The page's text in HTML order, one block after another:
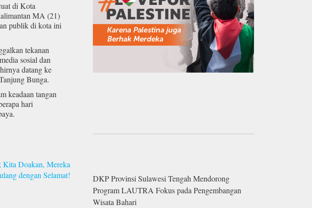
di Kota
MA (21)
publik di kota ini
tekanan
sosial dan
datang ke
Bunga.
keadaan tangan
hari
Doakan, Mereka
dengan Selamat!
DKP Provinsi Sulawesi Tengah Mendorong
Program LAUTRA Fokus pada Pengembangan
Wisata Bahari